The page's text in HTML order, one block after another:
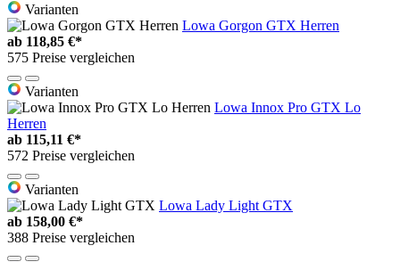
Varianten
Lowa Gorgon GTX Herren
ab 118,85 €*
575 Preise vergleichen
Varianten
Lowa Innox Pro GTX Lo
Herren
ab 115,11 €*
572 Preise vergleichen
Varianten
Lowa Lady Light GTX
ab 158,00 €*
388 Preise vergleichen